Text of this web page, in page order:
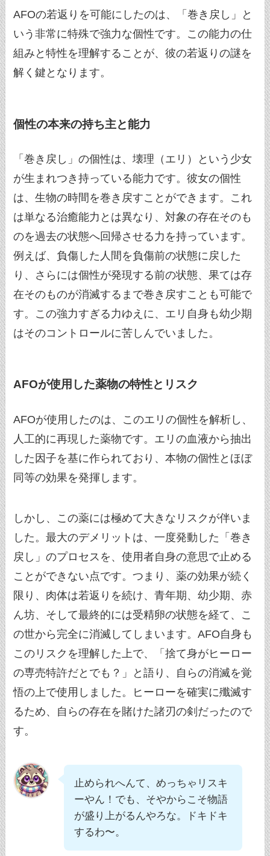
AFOの若返りを可能にしたのは、「巻き戻し」と
いう非常に特殊で強力な個性です。この能力の仕
組みと特性を理解することが、彼の若返りの謎を
解く鍵となります。
個性の本来の持ち主と能力
「巻き戻し」の個性は、壊理（エリ）という少女
が生まれつき持っている能力です。彼女の個性
は、生物の時間を巻き戻すことができます。これ
は単なる治癒能力とは異なり、対象の存在そのも
のを過去の状態へ回帰させる力を持っています。
例えば、負傷した人間を負傷前の状態に戻した
り、さらには個性が発現する前の状態、果ては存
在そのものが消滅するまで巻き戻すことも可能で
す。この強力すぎる力ゆえに、エリ自身も幼少期
はそのコントロールに苦しんでいました。
AFOが使用した薬物の特性とリスク
AFOが使用したのは、このエリの個性を解析し、
人工的に再現した薬物です。エリの血液から抽出
した因子を基に作られており、本物の個性とほぼ
同等の効果を発揮します。
しかし、この薬には極めて大きなリスクが伴いま
した。最大のデメリットは、一度発動した「巻き
戻し」のプロセスを、使用者自身の意思で止める
ことができない点です。つまり、薬の効果が続く
限り、肉体は若返りを続け、青年期、幼少期、赤
ん坊、そして最終的には受精卵の状態を経て、こ
の世から完全に消滅してしまいます。AFO自身も
このリスクを理解した上で、「捨て身がヒーロー
の専売特許だとでも？」と語り、自らの消滅を覚
悟の上で使用しました。ヒーローを確実に殲滅す
るため、自らの存在を賭けた諸刃の剣だったので
す。
止められへんて、めっちゃリスキ
ーやん！でも、そやからこそ物語
が盛り上がるんやろな。ドキドキ
するわ〜。